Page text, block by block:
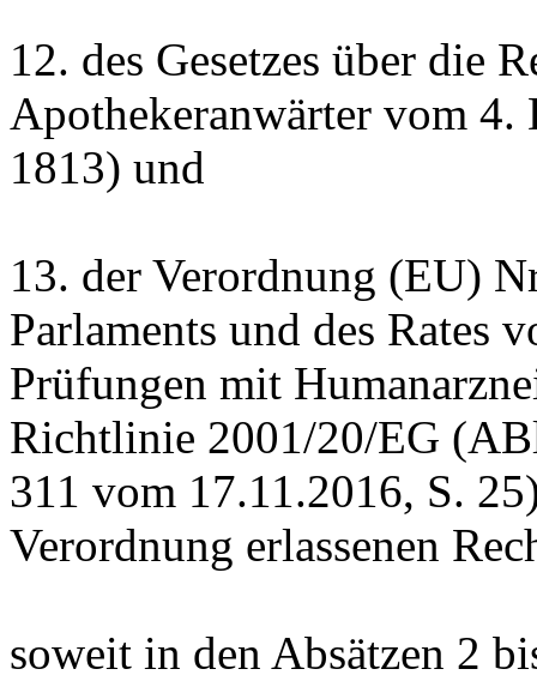
12. des Gesetzes über die
Apothekeranwärter vom
1813) und
13. der Verordnung (EU)
Parlaments und des Rates
Prüfungen mit
Richtlinie 2001/20/EG
311 vom 17.11.2016, S.
Verordnung erlassenen
soweit in den Absätzen 2